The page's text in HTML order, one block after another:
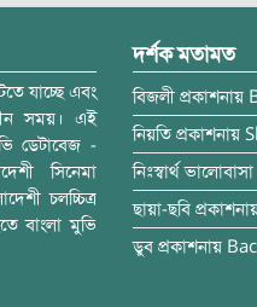
যাচ্ছে এবং
সময়। এই
ডেটাবেজ -
সিনেমা
চলচ্চিত্র
বাংলা মুভি
দর্শক মতামত
বিজলী প্রকাশনায়
নিয়তি প্রকাশনায়
নিঃস্বার্থ ভালোবাসা
ছায়া-ছবি
ডুব প্রকাশনায়